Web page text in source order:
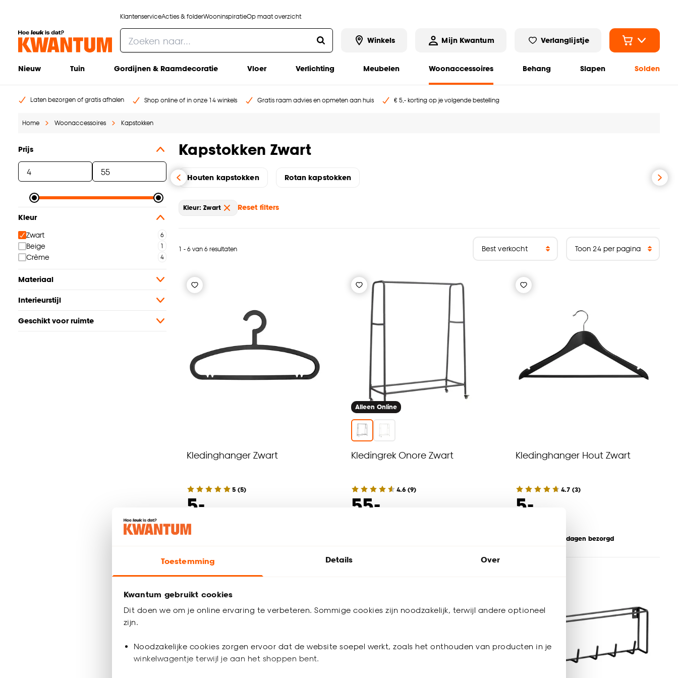
Toestemming Details Over
Kwantum gebruikt cookies
Dit doen we om je online ervaring te verbeteren. Sommige cookies zijn noodzakelijk, terwijl andere optioneel
zijn.
Noodzakelijke cookies zorgen ervoor dat de website soepel werkt, zoals het onthouden van producten in je
winkelwagentje terwijl je aan het shoppen bent.
KlantenserviceActies & folderWooninspiratieOp maat overzicht
Winkels Mijn Kwantum Verlanglijstje
Nieuw Tuin Gordijnen & Raamdecoratie Vloer Verlichting Meubelen Woonaccessoires Behang Slapen Solden
Laten bezorgen of gratis afhalen Shop online of in onze 14 winkels Gratis raam advies en opmeten aan huis € 5,- korting op je volgende bestelling
Home Woonaccessoires Kapstokken
Prijs
Kleur
Zwart
Beige
Crème
Materiaal
Interieurstijl
Geschikt voor ruimte
Kapstokken Zwart
Houten kapstokken Rotan kapstokken
Kleur: Zwart Reset filters
1 - 6 van 6 resultaten
Kledinghanger Zwart
5 (5)
5.
-
Alleen Online
Kledingrek Onore Zwart
4.6 (9)
55.
-
Kledinghanger Hout Zwart
4.7 (3)
5.
-
Binnen 2-3 werkdagen bezorgd